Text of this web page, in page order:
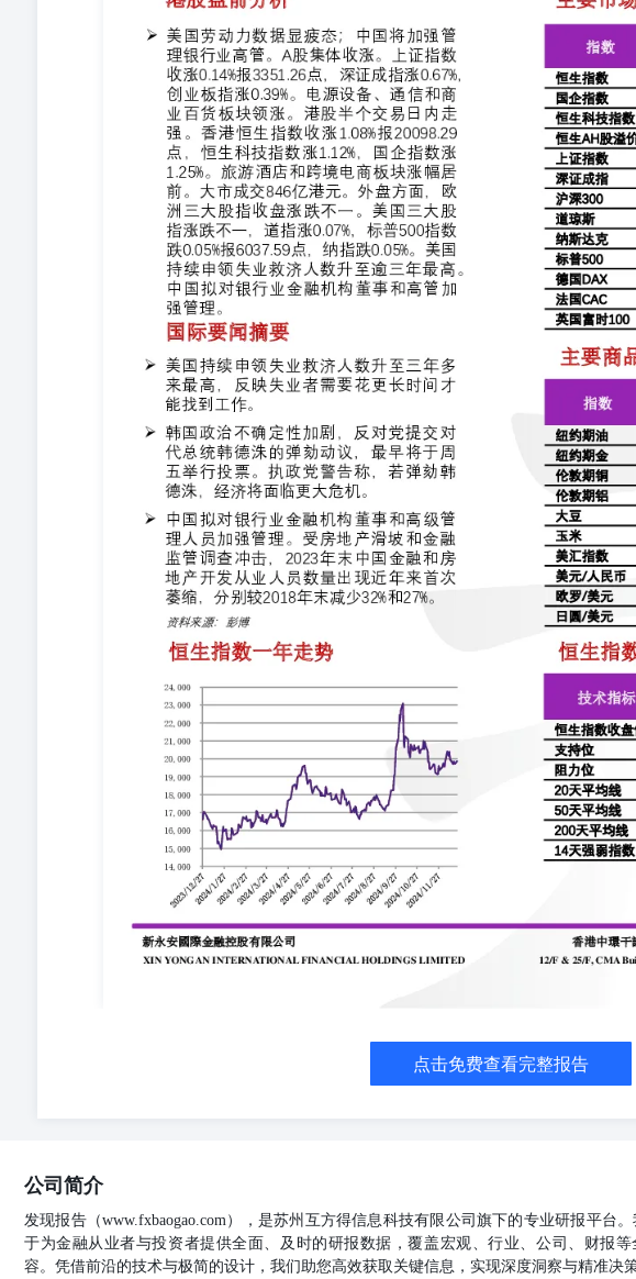
五举行投票。执政党警告称，若弹劾韩德洙，经济将面临更大危机。 中国拟
受房地产滑坡和金融监管调查冲击，2023年末中国金融和房地产开发从业人员
32%和27%。 资料来源：彭博 新永安國際金融控股有限公司XIN YONGAN
LIMITED 新股资讯 宁德时代(深:300750)：拟发行H股香港上市：宁德时代26
造国际化资本运作平台，提高综合竞争力，公司拟发行境外上市外资股（H股
息指，宁德时代考虑香港上市，筹集至少50亿美元，有可能最早在明年上半年
会第一次会议、第四届监事会第一次会议，审议通过公司拟发行H股股票并在
（香港）会计师事务所为公司发行境外上市外资股（H股）并在香港联交所主
并上市尚需提交公司股东大会审议，在符合相关要求和条件下进行，并需取得
察委员会等相关政府机构、监管机构备案、批准和核准。同时，公司提醒，截
他关于本次发行并上市的具体细节尚未最终确定。本次发行并上市能否通过审
性。公司将依据法律法规相关规定，根据本次发行并上市的后续进展情况及时
代总营业收入为2590.45亿元人民币，同比下降12.09%，归母净利润为360.01
64-66號中華廠商會大廈12樓及25樓12/F & 25/F, CMA Building, 64-66
永安國際金融控股有限公司XIN YONGAN INTERNATIONAL FINANCIAL
通 美国12月消费者信心指数三个月来首次意外下韩国政治不确定性加剧，反
提交弹劾代总统韩德洙的动议，此前他顶住了要求其任命宪法法院法官的压力
性。共同民主党已提出弹劾动议，并在国会全体会议上提交该计划，最早将于
讲话，称他将暂不批准由反对党控制的国会提名的三名法官。这导致他自己也
示，批准法官人选的权利为国家总统所拥有。“必须首先在国会达成共识，”韩
我将会立即任命宪法法院法官。尹锡悦本人誓言要为自己恢复掌权在宪法法院
会，要到6月才能作出决定。 美国持续申领失业救济人数升至三年多来最高
水平，进一步表明失业者找到工作需要更长时间。根据美国劳工部周四公布的
数升至191万人。与此同时，在截至12月21日当周，首次申领失业救济人数小
年呈逐渐上升趋势，与其他数据一样表明失业者要找到工作更加困难。美联储
固，但决策者正在密切关注任何恶化的迹象。鲍威尔在美联储三个月内第三次
降温，但程度尚不足以引起担忧。首次申领失业救济人数的四周移动均值升至
首次申领失业救济人数增加。新泽西、康涅狄格和加州增加最多，佛罗里达、
武装在也门多处目标：据以色列国防部称，周四遇袭的包括萨那国际机场的军
还攻击了位于西海岸的Hodeidah、Salif和RasKanatib港口。根据胡塞武装运营
总理内塔尼亚胡表示，“我们决心切断伊朗邪恶轴心这个恐怖主义分支，我们
步升级对以色列的攻击，避免对方全力报复。以色列认为这种通常在深夜发动
烈度的同时让对手疲于奔命。 阿塞拜疆官媒称该国民航飞机坠毁前被俄罗斯
称，该国航空公司在哈萨克斯坦紧急迫降时坠毁的客机曾于格罗兹尼附近被俄
报道称，这架巴西航空工业公司制造的飞机在接近车臣格罗兹尼时被俄军击中
通讯遭到完全瘫痪。阿塞拜疆总统办公室和外交部暂未发表评论。俄罗斯国防
·佩斯科夫周四对Calibre的报道不予置评。国际文传电讯社早些时候报道称，
的阿塞拜疆航空公司周三在一份声明中表示，这架载有62名乘客和5名机组人
哈萨克斯坦紧急降落。它最终坠落在哈萨克斯坦Aktau约3公里处。哈萨克斯坦
理工作仍在继续。该国紧急情况部周四称，不超过29人在空难中幸存并入院接
飞行记录仪。 中国拟对银行业金融机构董事和高级管理人员加强管理：中国
事）和高级管理人员任职资格管理办法征求意见稿，称有关人员应廉洁从业，
益、社会公众利益和金融消费者合法权益。金融机构应当确保拟任人在任职前
反洗钱和反恐怖融资履职能力。对违法违规经营，情节特别严重或造成损失数
核算数增加2.7%：中国国家统计局局长康义在新闻发布会上介绍第五次全国经
产总值为129.4万亿元，比初步核算数增加3.4万亿元，增幅为2.7%。中国国家
买得公告指，阿里旗下全球速卖通将和易买得旗下Gmarket成立一家双方各持股
股权，明年正式成立。易买得股价在韩国交易所一度升至75500韩圜逾十个月
和Gmarket之后将维持现有的独立营运模式。集团指合并主要为建立一个跨国
在韩国电商市场的竞争力。集团又期望，基于与阿里巴巴的战略伙伴关系，
点击免费查看完整报告
公司简介
发现报告（www.fxbaogao.com），是苏州互方得信息科技有限公司旗下的专业研报平台。
于为金融从业者与投资者提供全面、及时的研报数据，覆盖宏观、行业、公司、财报等
容。凭借前沿的技术与极简的设计，我们助您高效获取关键信息，实现深度洞察与精准决策